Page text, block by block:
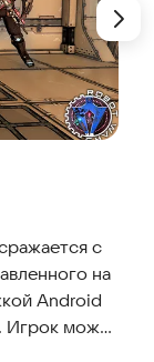
с
на
Android
может